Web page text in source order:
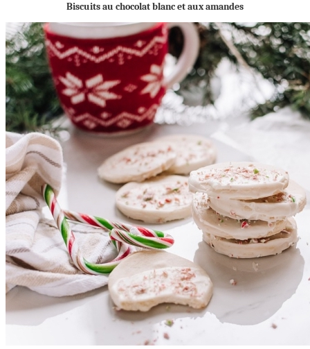
Biscuits au chocolat blanc et aux amandes